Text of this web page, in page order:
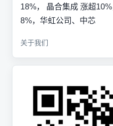
18%， 晶合集成 涨超
8%，华虹公司、中芯
关于我们